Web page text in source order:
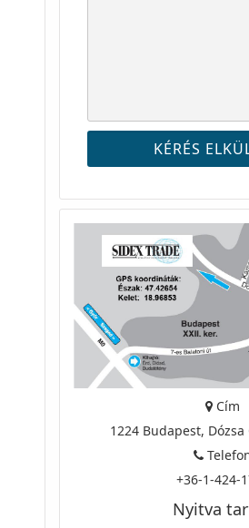
Cím
1224 Budapest,
+36-1-424-
Nyitva